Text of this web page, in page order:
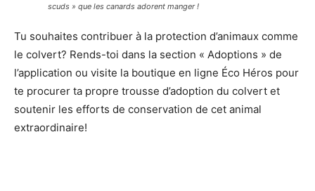
scuds » que les canards adorent manger !
Tu souhaites contribuer à la protection d’animaux comme
le colvert? Rends-toi dans la section « Adoptions » de
l’application ou visite la boutique en ligne Éco Héros pour
te procurer ta propre trousse d’adoption du colvert et
soutenir les efforts de conservation de cet animal
extraordinaire!